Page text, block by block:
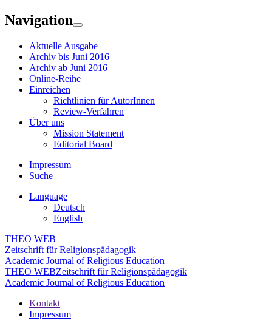
Navigation
Aktuelle Ausgabe
Archiv bis Juni 2016
Archiv ab Juni 2016
Online-Reihe
Einreichen
Richtlinien für AutorInnen
Review-Verfahren
Über uns
Mission Statement
Editorial Board
Impressum
Suche
Language
Deutsch
English
THEO WEB
Zeitschrift für Religionspädagogik
Academic Journal of Religious Education
THEO WEBZeitschrift für Religionspädagogik
Academic Journal of Religious Education
Kontakt
Impressum